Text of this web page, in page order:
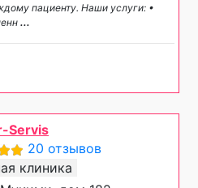
пациенту. Наши услуги: •
...
Servis
20 отзывов
клиника